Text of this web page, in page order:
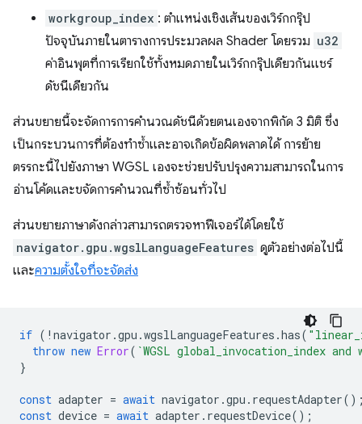
workgroup_index : ตำแหน่งเชิงเส้นของเวิร์กกรุ๊ป
ปัจจุบันภายในตารางการประมวลผล Shader โดยรวม u32
ค่าอินพุตที่การเรียกใช้ทั้งหมดภายในเวิร์กกรุ๊ปเดียวกันแชร์
ดัชนีเดียวกัน
ส่วนขยายนี้จะจัดการการคำนวณดัชนีด้วยตนเองจากพิกัด 3 มิติ ซึ่ง
เป็นกระบวนการที่ต้องทำซ้ำและอาจเกิดข้อผิดพลาดได้ การย้าย
ตรรกะนี้ไปยังภาษา WGSL เองจะช่วยปรับปรุงความสามารถในการ
อ่านโค้ดและขจัดการคำนวณที่ซ้ำซ้อนทั่วไป
ส่วนขยายภาษาดังกล่าวสามารถตรวจหาฟีเจอร์ได้โดยใช้
navigator.gpu.wgslLanguageFeatures ดูตัวอย่างต่อไปนี้
และความตั้งใจที่จะจัดส่ง
if ( ! navigator .gpu .wgslLanguageFeatures .has(
throw new Error( `WGSL global_invocation_index
}
const adapter = await navigator .gpu . requestAdapter
const device = await adapter . requestDevice();